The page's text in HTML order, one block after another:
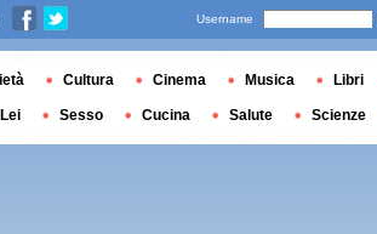
Username
Cultura Cinema Musica Libri
Sesso Cucina Salute Scienze